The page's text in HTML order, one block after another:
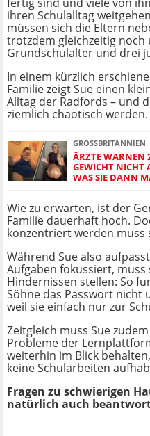
ihren Schulalltag
müssen sich die Eltern
trotzdem gleichzeitig noch
Grundschulalter und drei
In einem kürzlich
Familie zeigt Sue einen
Alltag der Radfords – und
ziemlich chaotisch werden.
GROSSBRITANNIEN
ÄRZTE WARNEN
GEWICHT NICHT
WAS SIE DANN
Wie zu erwarten, ist der
Familie dauerhaft hoch.
konzentriert werden muss
Während Sue also
Aufgaben fokussiert,
Hindernissen stellen: So
Söhne das Passwort nicht
weil sie einfach nur zur
Zeitgleich muss Sue
Probleme der
weiterhin im Blick
keine Schularbeiten
Fragen zu schwierigen
natürlich auch